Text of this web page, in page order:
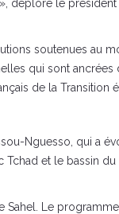
déplore le
soutenues au
qui sont ancrées
de la Transition
Nguesso, qui a
Tchad et le bassin
Sahel. Le